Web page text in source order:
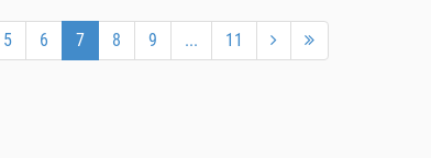
5 6 7 8 9 ... 11